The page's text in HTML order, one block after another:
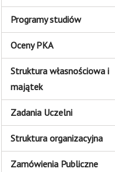
Programy studiów
Oceny PKA
Struktura własnościowa i
majątek
Zadania Uczelni
Struktura organizacyjna
Zamówienia Publiczne